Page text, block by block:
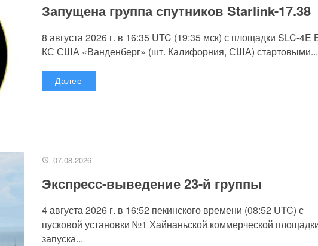
Запущена группа спутников Starlink-17.38
8 августа 2026 г. в 16:35 UTC (19:35 мск) с площадки SLC-4E
КС США «Ванденберг» (шт. Калифорния, США) стартовыми...
Далее
07.08.2026
Экспресс-выведение 23-й группы
4 августа 2026 г. в 16:52 пекинского времени (08:52 UTC) с
пусковой установки №1 Хайнаньской коммерческой
запуска...